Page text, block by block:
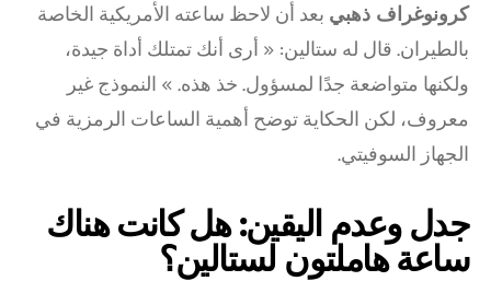
كرونوغراف ذهبي بعد أن لاحظ ساعته الأمريكية الخاصة
بالطيران. قال له ستالين: « أرى أنك تمتلك أداة جيدة،
ولكنها متواضعة جدًا لمسؤول. خذ هذه. » النموذج غير
معروف، لكن الحكاية توضح أهمية الساعات الرمزية في
الجهاز السوفيتي.
جدل وعدم اليقين: هل كانت هناك
ساعة هاملتون لستالين؟